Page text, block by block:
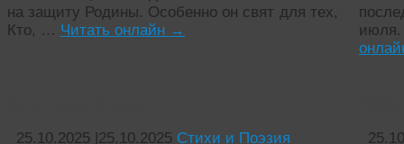
на защиту Родины. Особенно он свят для тех,
Кто, … Читать онлайн →
25.10.2025 25.10.2025 Стихи и Поэзия